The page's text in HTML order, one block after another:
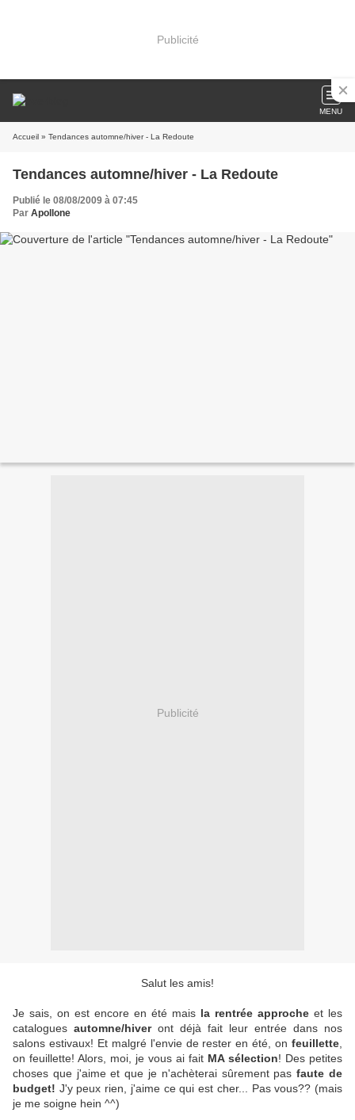
Publicité
MENU
Accueil » Tendances automne/hiver - La Redoute
Tendances automne/hiver - La Redoute
Publié le 08/08/2009 à 07:45
Par Apollone
Publicité
Salut les amis!
Je sais, on est encore en été mais la rentrée approche et les
catalogues automne/hiveront déjà fait leur entrée dans nos
salons estivaux! Et malgré l'envie de rester en été, on feuillette
on feuillette! Alors, moi, je vous ai fait MA sélection! Des petites
choses que j'aime et que je n'achèterai sûrement pasfaute de
budget! J'y peux rien, j'aime ce qui est cher... Pas vous?? (mais
je me soigne hein ^^)